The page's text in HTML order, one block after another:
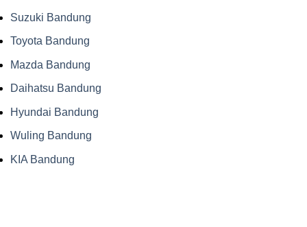
Suzuki Bandung
Toyota Bandung
Mazda Bandung
Daihatsu Bandung
Hyundai Bandung
Wuling Bandung
KIA Bandung